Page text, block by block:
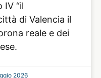
IV “il
di Valencia il
reale e dei
2026